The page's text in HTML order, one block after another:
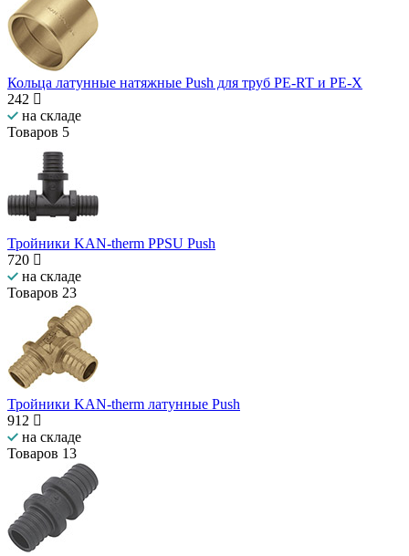
Кольца латунные натяжные Push для труб PE-RT и PE-X
242
на складе
Товаров 5
Тройники KAN-therm PPSU Push
720
на складе
Товаров 23
Тройники KAN-therm латунные Push
912
на складе
Товаров 13